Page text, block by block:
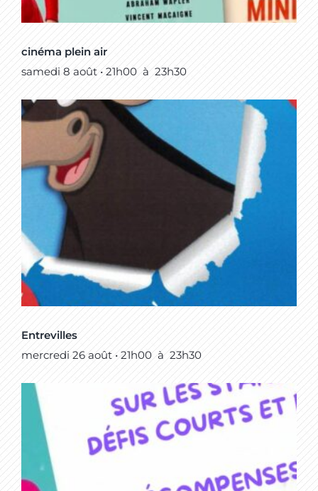
cinéma plein air
samedi 8 août • 21h00 à 23h30
Entrevilles
mercredi 26 août • 21h00 à 23h30